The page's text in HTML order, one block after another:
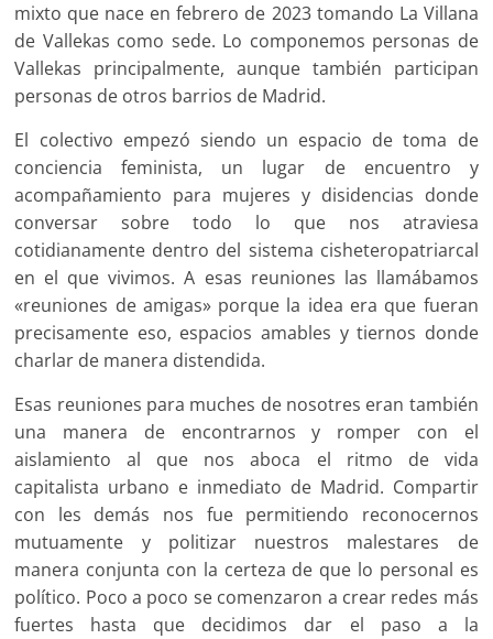
mixto que nace en febrero de 2023 tomando La Villana
de Vallekas como sede. Lo componemos personas de
Vallekas principalmente, aunque también participan
personas de otros barrios de Madrid.
El colectivo empezó siendo un espacio de toma de
conciencia feminista, un lugar de encuentro y
acompañamiento para mujeres y disidencias donde
conversar sobre todo lo que nos atraviesa
cotidianamente dentro del sistema cisheteropatriarcal
en el que vivimos. A esas reuniones las llamábamos
«reuniones de amigas» porque la idea era que fueran
precisamente eso, espacios amables y tiernos donde
charlar de manera distendida.
Esas reuniones para muches de nosotres eran también
una manera de encontrarnos y romper con el
aislamiento al que nos aboca el ritmo de vida
capitalista urbano e inmediato de Madrid. Compartir
con les demás nos fue permitiendo reconocernos
mutuamente y politizar nuestros malestares de
manera conjunta con la certeza de que lo personal es
político. Poco a poco se comenzaron a crear redes más
fuertes hasta que decidimos dar el paso a la